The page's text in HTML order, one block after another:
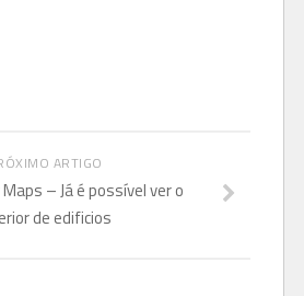
ARTIGO
– Já é possível ver o
de edificios